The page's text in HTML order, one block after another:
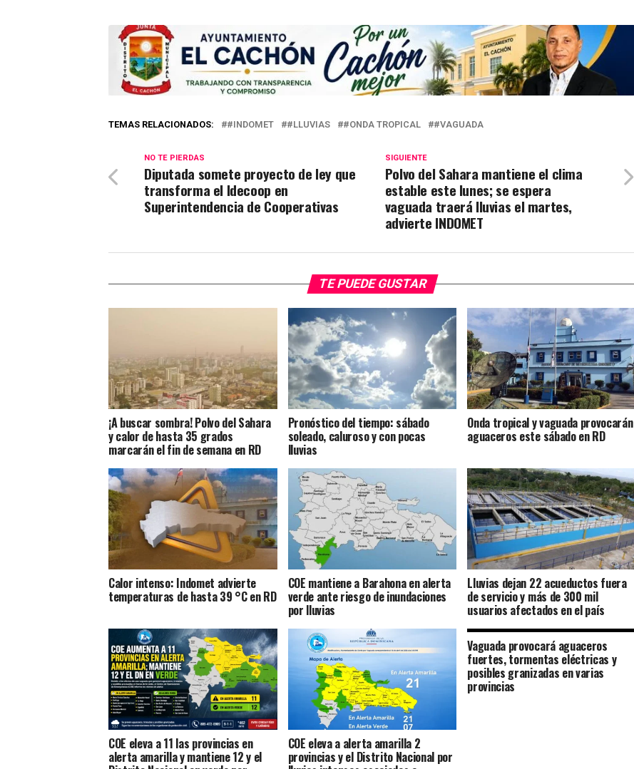
TEMAS RELACIONADOS: #INDOMET #LLUVIAS #ONDA TROPICAL #VAGUADA
SIGUIENTE
Polvo del Sahara mantiene el clima
estable este lunes; se espera
vaguada traerá lluvias el martes,
advierte INDOMET
NO TE PIERDAS
Diputada somete proyecto de ley que
transforma el Idecoop en
Superintendencia de Cooperativas
TE PUEDE GUSTAR
¡A buscar sombra! Polvo del Sahara
y calor de hasta 35 grados
marcarán el fin de semana en RD
Pronóstico del tiempo: sábado
soleado, caluroso y con pocas
lluvias
Onda tropical y vaguada provocarán
aguaceros este sábado en RD
Calor intenso: Indomet advierte
temperaturas de hasta 39 °C en RD
COE mantiene a Barahona en alerta
verde ante riesgo de inundaciones
por lluvias
Lluvias dejan 22 acueductos fuera
de servicio y más de 300 mil
usuarios afectados en el país
COE eleva a 11 las provincias en
alerta amarilla y mantiene 12 y el
COE eleva a alerta amarilla 2
provincias y el Distrito Nacional por
Vaguada provocará aguaceros
fuertes, tormentas eléctricas y
posibles granizadas en varias
provincias